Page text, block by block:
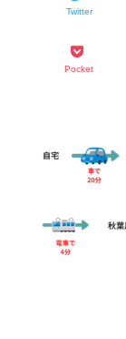
Twitter
Pocket